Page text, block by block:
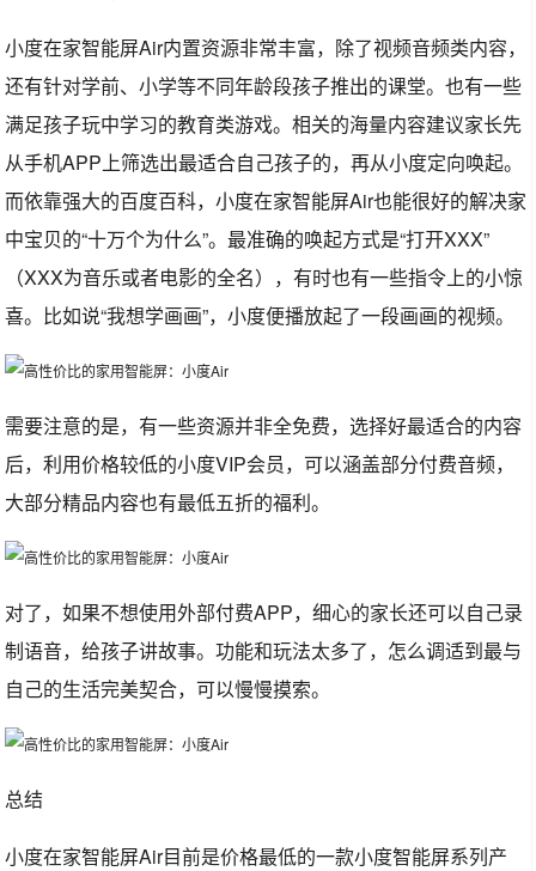
小度在家智能屏Air内置资源非常丰富，除了视频音频类内容，
还有针对学前、小学等不同年龄段孩子推出的课堂。也有一些
满足孩子玩中学习的教育类游戏。相关的海量内容建议家长先
从手机APP上筛选出最适合自己孩子的，再从小度定向唤起。
而依靠强大的百度百科，小度在家智能屏Air也能很好的解决家
中宝贝的“十万个为什么”。最准确的唤起方式是“打开XXX”
（XXX为音乐或者电影的全名），有时也有一些指令上的小惊
喜。比如说“我想学画画”，小度便播放起了一段画画的视频。
需要注意的是，有一些资源并非全免费，选择好最适合的内容
后，利用价格较低的小度VIP会员，可以涵盖部分付费音频，
大部分精品内容也有最低五折的福利。
对了，如果不想使用外部付费APP，细心的家长还可以自己录
制语音，给孩子讲故事。功能和玩法太多了，怎么调适到最与
自己的生活完美契合，可以慢慢摸索。
总结
小度在家智能屏Air目前是价格最低的一款小度智能屏系列产